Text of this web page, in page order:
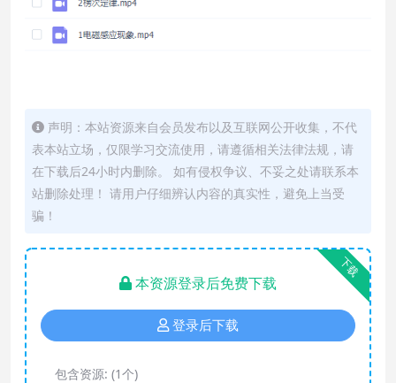
声明：本站资源来自会员发布以及互联网公开收集，不代
表本站立场，仅限学习交流使用，请遵循相关法律法规，请
在下载后24小时内删除。 如有侵权争议、不妥之处请联系本
站删除处理！ 请用户仔细辨认内容的真实性，避免上当受
骗！
下载
本资源登录后免费下载
登录后下载
包含资源: (1个)